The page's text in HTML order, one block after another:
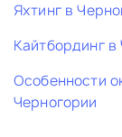
Яхтинг в
Кайтбординг в
Особенности
Черногории